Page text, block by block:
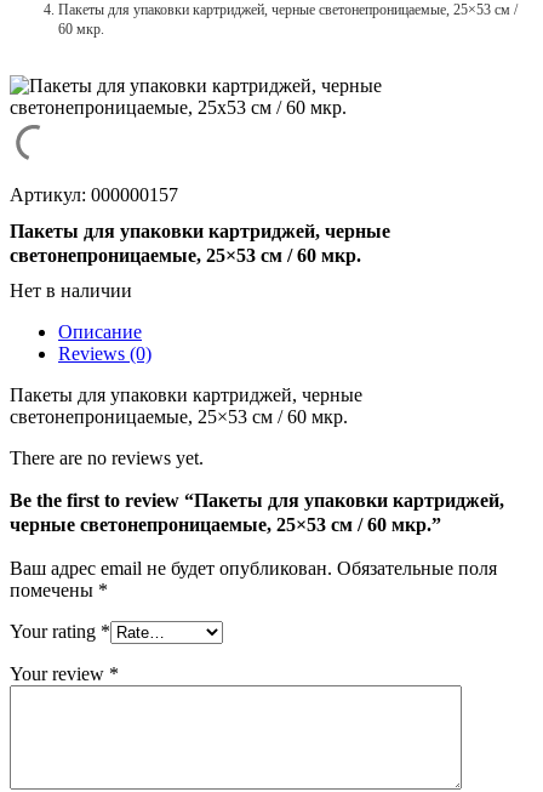
Пакеты для упаковки картриджей, черные светонепроницаемые, 25×53 см /
60 мкр.
Артикул: 000000157
Пакеты для упаковки картриджей, черные
светонепроницаемые, 25×53 см / 60 мкр.
Нет в наличии
Описание
Reviews (0)
Пакеты для упаковки картриджей, черные
светонепроницаемые, 25×53 см / 60 мкр.
There are no reviews yet.
Be the first to review “Пакеты для упаковки картриджей,
черные светонепроницаемые, 25×53 см / 60 мкр.”
Ваш адрес email не будет опубликован. Обязательные поля
помечены *
Your rating *
Your review *